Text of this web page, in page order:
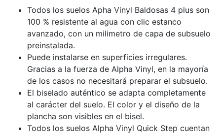
Todos los suelos Apha Vinyl Baldosas 4 plus son
100 % resistente al agua con clic estanco
avanzado, con un milimetro de capa de subsuelo
preinstalada.
Puede instalarse en superficies irregulares.
Gracias a la fuerza de Alpha Vinyl, en la mayoría
de los casos no necesitará preparar el subsuelo.
El biselado auténtico se adapta completamente
al carácter del suelo. El color y el diseño de la
plancha son visibles en el bisel.
Todos los suelos Alpha Vinyl Quick Step cuentan